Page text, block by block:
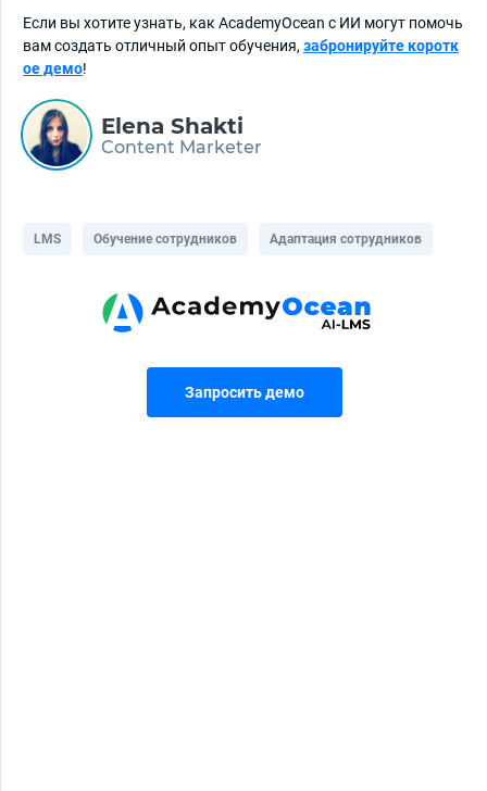
Если вы хотите узнать, как AcademyOcean с ИИ могут помочь
вам создать отличный опыт обучения,забронируйте коротк
ое демо!
Elena Shakti
Content Marketer
LMS Обучение сотрудников Адаптация сотрудников
Запросить демо